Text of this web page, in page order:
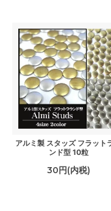
アルミ製 スタッズ フラット
ンド型 10粒
30円(内税)